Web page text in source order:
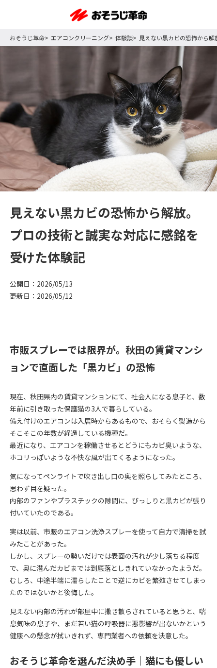
おそうじ革命 エアコンクリーニング 体験談 見えない黒カビの恐怖から
見えない黒カビの恐怖から解放。
プロの技術と誠実な対応に感銘を
受けた体験記
公開日：2026/05/13
更新日：2026/05/12
市販スプレーでは限界が。秋田の賃貸マンシ
ョンで直面した「黒カビ」の恐怖
現在、秋田県内の賃貸マンションにて、社会人になる息子と、数
年前に引き取った保護猫の3人で暮らしている。
備え付けのエアコンは入居時からあるもので、おそらく製造から
そこそこの年数が経過している機種だ。
最近になり、エアコンを稼働させるとどうにもカビ臭いような、
ホコリっぽいような不快な風が出てくるようになった。
気になってペンライトで吹き出し口の奥を照らしてみたところ、
思わず目を疑った。
内部のファンやプラスチックの隙間に、びっしりと黒カビが張り
付いていたのである。
実は以前、市販のエアコン洗浄スプレーを使って自力で清掃を試
みたことがあった。
しかし、スプレーの勢いだけでは表面の汚れが少し落ちる程度
で、奥に潜んだカビまでは到底落としきれていなかったようだ。
むしろ、中途半端に濡らしたことで逆にカビを繁殖させてしまっ
たのではないかと後悔した。
見えない内部の汚れが部屋中に撒き散らされていると思うと、喘
息気味の息子や、まだ若い猫の呼吸器に悪影響が出ないかという
健康への懸念が拭いきれず、専門業者への依頼を決意した。
おそうじ革命を選んだ決め手｜猫にも優しい